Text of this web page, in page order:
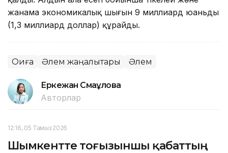
жанама экономикалық шығын 9 миллиард юаньды
(1,3 миллиард доллар) құрайды.
Оқиға Әлем жаңалықтары Әлем
Еркежан Смағұлова
Авторлар
12:16, 05 Тамыз 2026
Шымкентте тоғызыншы қабаттың